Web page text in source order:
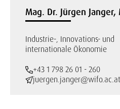
Mag. Dr. Jürgen Janger,
Industrie-, Innovations- und
internationale Ökonomie
+43 1 798 26 01 - 260
juergen.janger@wifo.ac.at